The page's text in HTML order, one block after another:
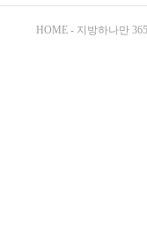
HOME - 지방하나만